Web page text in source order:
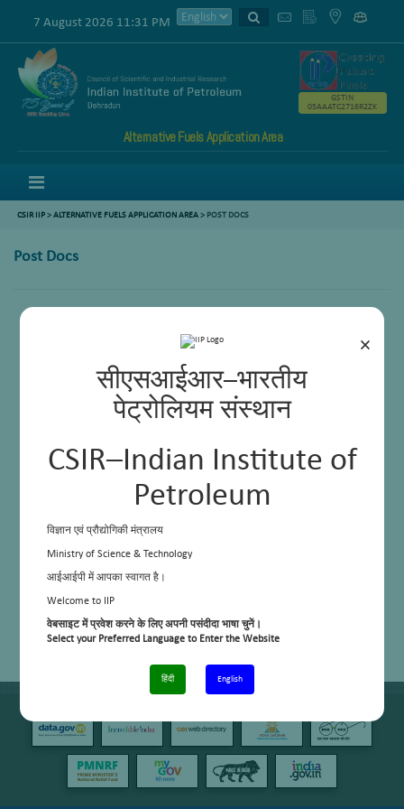
×
सीएसआईआर–भारतीय
पेट्रोलियम संस्थान
CSIR–Indian Institute of
Petroleum
विज्ञान एवं प्रौद्योगिकी मंत्रालय
Ministry of Science & Technology
आईआईपी में आपका स्वागत है।
Welcome to IIP
वेबसाइट में प्रवेश करने के लिए अपनी पसंदीदा भाषा चुनें।
Select your Preferred Language to Enter the Website
हिंदी English
7 August 2026 11:31 PM
Alternative Fuels Application Area
GSTIN
05AAATC2716R2ZK
CSIR IIP>ALTERNATIVE FUELS APPLICATION AREA> POST DOCS
Post Docs